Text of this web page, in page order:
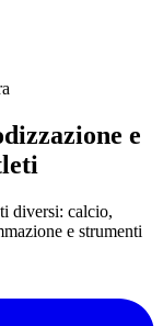
e
diversi: calcio,
e strumenti